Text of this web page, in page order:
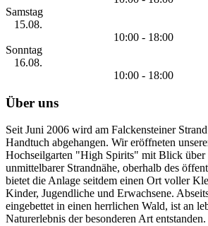
Samstag
15.08.
10:00 - 18:00
Sonntag
16.08.
10:00 - 18:00
Über uns
Seit Juni 2006 wird am Falckensteiner
Handtuch abgehangen. Wir eröffneten
Hochseilgarten "High Spirits" mit Blick über
unmittelbarer Strandnähe, oberhalb des
bietet die Anlage seitdem einen Ort voller
Kinder, Jugendliche und Erwachsene.
eingebettet in einen herrlichen Wald, ist an
Naturerlebnis der besonderen Art entstanden.